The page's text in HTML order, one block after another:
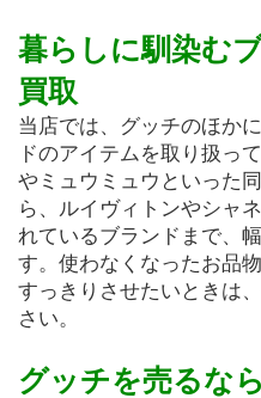
暮らしに馴染む
買取
当店では、グッチのほか
ドのアイテムを取り扱っ
やミュウミュウといった
ら、ルイヴィトンやシャ
れているブランドまで、
す。使わなくなったお品
すっきりさせたいときは
さい。
グッチを売るな